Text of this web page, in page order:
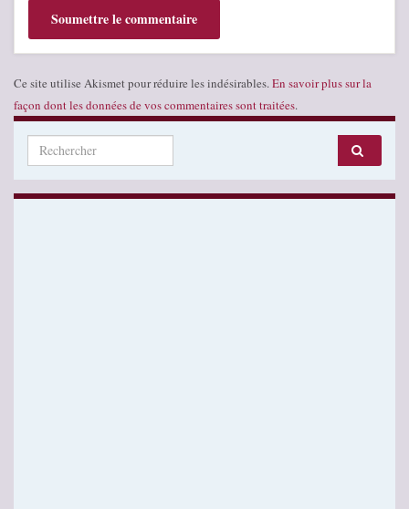
Ce site utilise Akismet pour réduire les indésirables. En savoir plus sur la
façon dont les données de vos commentaires sont traitées.
Search for: